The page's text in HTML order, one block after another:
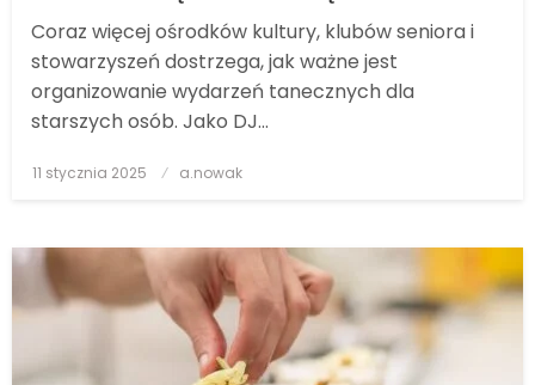
Coraz więcej ośrodków kultury, klubów seniora i
stowarzyszeń dostrzega, jak ważne jest
organizowanie wydarzeń tanecznych dla
starszych osób. Jako DJ…
Posted
11 stycznia 2025 a.nowak